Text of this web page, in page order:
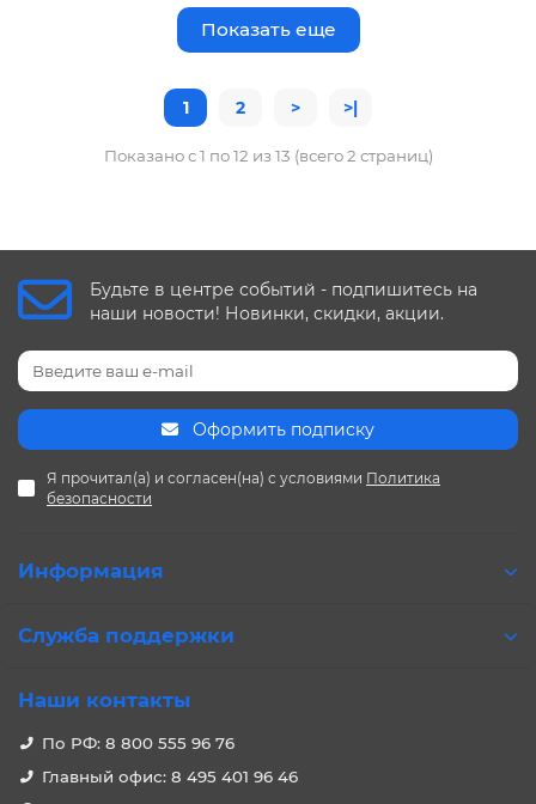
Показать еще
1 2 > >|
Показано с 1 по 12 из 13 (всего 2 страниц)
Будьте в центре событий - подпишитесь на
наши новости! Новинки, скидки, акции.
Оформить подписку
Я прочитал(а) и согласен(на) с условиями Политика
безопасности
Информация
Служба поддержки
Наши контакты
По РФ: 8 800 555 96 76
Главный офис: 8 495 401 96 46